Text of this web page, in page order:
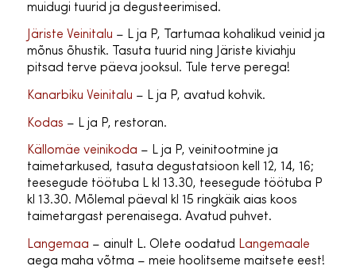
muidugi tuurid ja degusteerimised.
Järiste Veinitalu – L ja P, Tartumaa kohalikud veinid ja
mõnus õhustik. Tasuta tuurid ning Järiste kiviahju
pitsad terve päeva jooksul. Tule terve perega!
Kanarbiku Veinitalu – L ja P, avatud kohvik.
Kodas – L ja P, restoran.
Källomäe veinikoda – L ja P, veinitootmine ja
taimetarkused, tasuta degustatsioon kell 12, 14, 16;
teesegude töötuba L kl 13.30, teesegude töötuba P
kl 13.30. Mõlemal päeval kl 15 ringkäik aias koos
taimetargast perenaisega. Avatud puhvet.
Langemaa – ainult L. Olete oodatud Langemaale
aega maha võtma – meie hoolitseme maitsete eest!